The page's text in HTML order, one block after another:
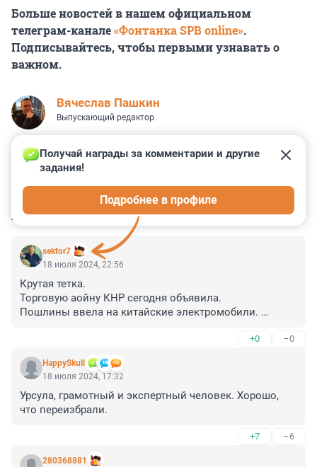
Больше новостей в нашем официальном
телеграм-канале«Фонтанка SPB online».
Подписывайтесь, чтобы первыми узнавать о
важном.
Вячеслав Пашкин
Выпускающий редактор
КОММЕНТАРИИ 34
sektor7
Получай награды за комментарии и другие
задания!
Подробнее в профиле
18 июля 2024, 22:56
Крутая тетка.
Торговую аойну КНР сегодня объявила.
Пошлины ввела на китайские электромобили.
+0 –0
HappySkull
18 июля 2024, 17:32
Урсула, грамотный и экспертный человек. Хорошо,
что переизбрали.
+7 –6
280368881